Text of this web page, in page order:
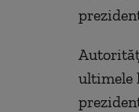
ultimele